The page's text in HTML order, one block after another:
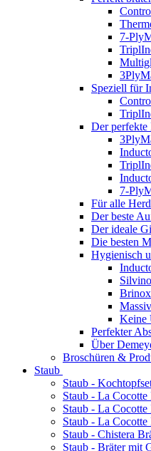
7-
Speziell für
Der perfekte
7-
Für alle
Der beste
Der ideale
Die besten
Hygienisch
Keine
Perfekter
Über
Broschüren &
Staub
Staub -
Staub - La Cocotte
Staub - La Cocotte
Staub - La
Staub - Chistera
Staub - Bräter mit